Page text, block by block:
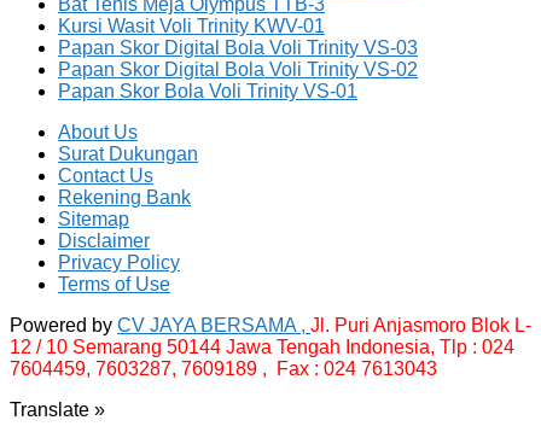
Bat Tenis Meja Olympus TTB-3
Kursi Wasit Voli Trinity KWV-01
Papan Skor Digital Bola Voli Trinity VS-03
Papan Skor Digital Bola Voli Trinity VS-02
Papan Skor Bola Voli Trinity VS-01
About Us
Surat Dukungan
Contact Us
Rekening Bank
Sitemap
Disclaimer
Privacy Policy
Terms of Use
Powered by CV JAYA BERSAMA , Jl. Puri Anjasmoro Blok L-
12 / 10 Semarang 50144 Jawa Tengah Indonesia, Tlp : 024
7604459, 7603287, 7609189 , Fax : 024 7613043
Translate »